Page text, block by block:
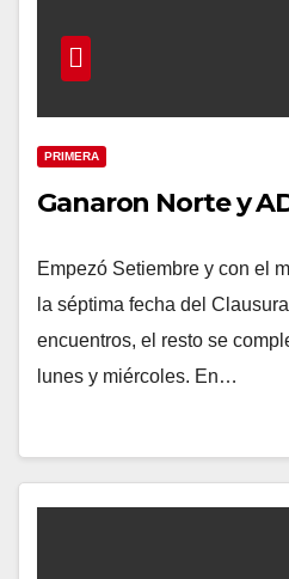
PRIMERA
Ganaron Norte y
Empezó Setiembre y con el
la séptima fecha del
encuentros, el resto se
lunes y miércoles. En…